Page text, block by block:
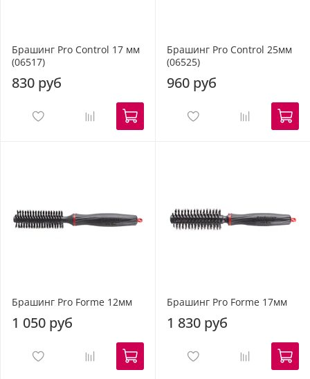
Брашинг Pro Control 17 мм
(06517)
830 руб
Брашинг Pro Control 25мм
(06525)
960 руб
Брашинг Pro Forme 12мм
1 050 руб
Брашинг Pro Forme 17мм
1 830 руб